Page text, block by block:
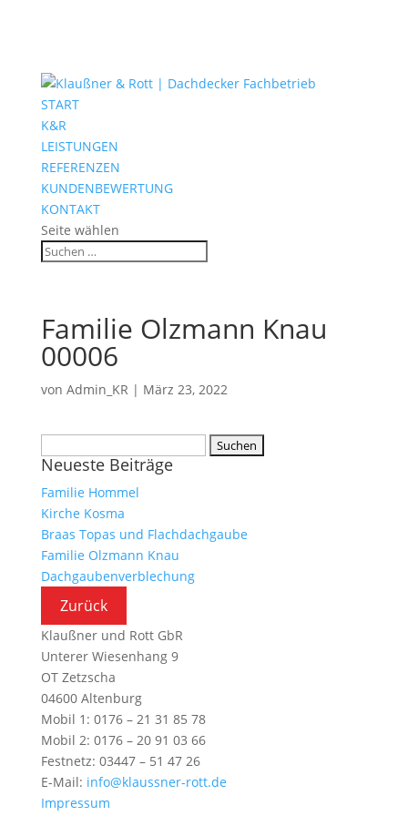
START
K&R
LEISTUNGEN
REFERENZEN
KUNDENBEWERTUNG
KONTAKT
Seite wählen
Familie Olzmann Knau
00006
von Admin_KR | März 23, 2022
nach:
Neueste Beiträge
Familie Hommel
Kirche Kosma
Braas Topas und Flachdachgaube
Familie Olzmann Knau
Dachgaubenverblechung
Klaußner und Rott GbR
Unterer Wiesenhang 9
OT Zetzscha
04600 Altenburg
Mobil 1: 0176 – 21 31 85 78
Mobil 2: 0176 – 20 91 03 66
Festnetz: 03447 – 51 47 26
E-Mail: info@klaussner-rott.de
Impressum